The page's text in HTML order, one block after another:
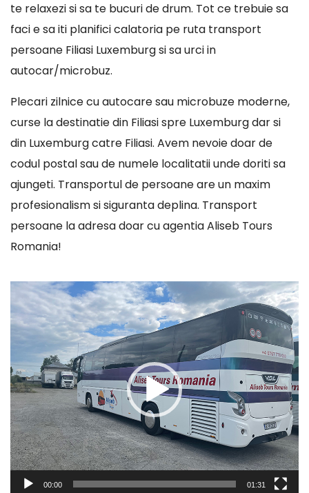
te relaxezi si sa te bucuri de drum. Tot ce trebuie sa
faci e sa iti planifici calatoria pe ruta transport
persoane Filiasi Luxemburg si sa urci in
autocar/microbuz.
Plecari zilnice cu autocare sau microbuze moderne,
curse la destinatie din Filiasi spre Luxemburg dar si
din Luxemburg catre Filiasi. Avem nevoie doar de
codul postal sau de numele localitatii unde doriti sa
ajungeti. Transportul de persoane are un maxim
profesionalism si siguranta deplina. Transport
persoane la adresa doar cu agentia Aliseb Tours
Romania!
Player
video
00:00 01:31